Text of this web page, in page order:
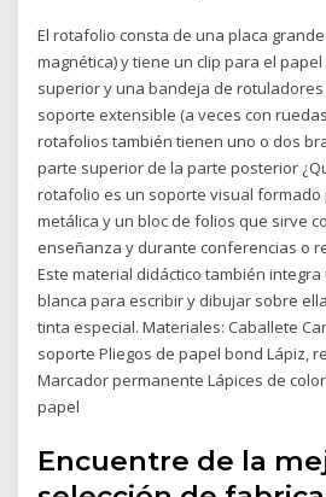
El rotafolio consta de una placa
magnética) y tiene un clip para el
superior y una bandeja de
soporte extensible (a veces con
rotafolios también tienen uno o dos
parte superior de la parte posterior
rotafolio es un soporte visual
metálica y un bloc de folios que sirve
enseñanza y durante conferencias o
Este material didáctico también
blanca para escribir y dibujar sobre
tinta especial. Materiales: Caballete
soporte Pliegos de papel bond Lápiz,
Marcador permanente Lápices de
papel
Encuentre de la